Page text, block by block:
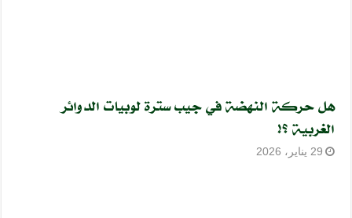
هل حركة النهضة في جيب سترة لوبيات الدوائر
الغربية ؟!
29 يناير، 2026